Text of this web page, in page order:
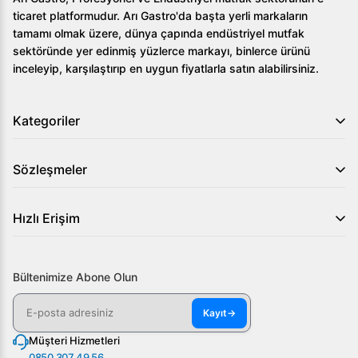
ticaret platformudur. Arı Gastro'da başta yerli markaların
tamamı olmak üzere, dünya çapında endüstriyel mutfak
sektöründe yer edinmiş yüzlerce markayı, binlerce ürünü
inceleyip, karşılaştırıp en uygun fiyatlarla satın alabilirsiniz.
Kategoriler
Sözleşmeler
Hızlı Erişim
Bültenimize Abone Olun
Kayıt→
Müşteri Hizmetleri